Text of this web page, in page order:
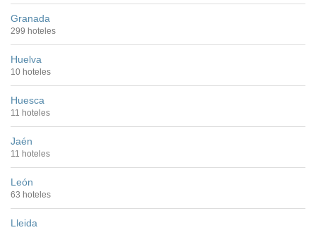
Granada
299 hoteles
Huelva
10 hoteles
Huesca
11 hoteles
Jaén
11 hoteles
León
63 hoteles
Lleida